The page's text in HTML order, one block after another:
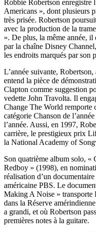
Robbie Robertson
Americans », dont plusieurs
très prisée. Robertson
avec la production de la
». De plus, la même année, il
par la chaîne Disney
les endroits marqués par son
L’année suivante,
entend la pièce de
Clapton comme suggestion
vedette John Travolta. Il
Change The World remporte
catégorie Chanson de
l’année. Aussi, en 1997,
carrière, le prestigieux prix
la National Academy of
Son quatrième album solo,
Redboy » (1998), en
réalisation d’un
américaine PBS. Le
Making A Noise » transporte
dans la Réserve
a grandi, et où Robertson
premières notes à la guitare.